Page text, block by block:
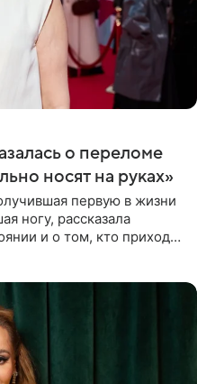
о переломе
носят на руках»
первую в жизни
ногу, рассказала
и о том, кто приходит